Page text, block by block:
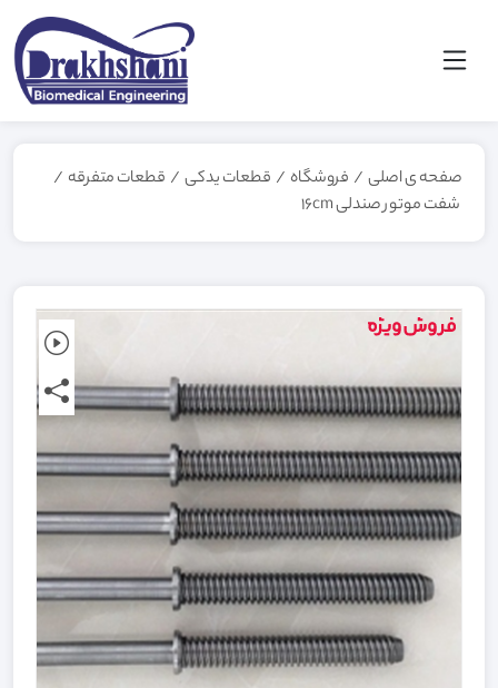
صفحه ی اصلی / فروشگاه / قطعات یدکی / قطعات متفرقه /
شفت موتور صندلی 16cm